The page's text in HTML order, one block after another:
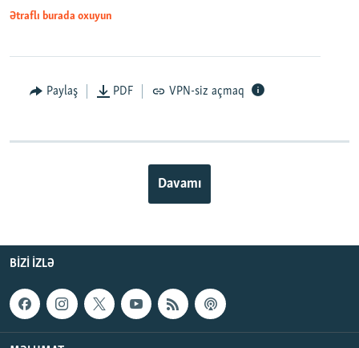
Ətraflı burada oxuyun
Paylaş PDF VPN-siz açmaq
Davamı
BIZI IZLƏ